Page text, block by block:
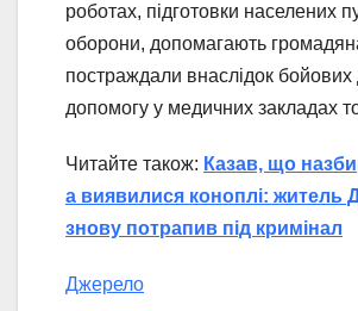
роботах, підготовки населених
оборони, допомагають
постраждали внаслідок бойових
допомогу у медичних закладах
Читайте також: Казав, що
а виявилися коноплі: житель
знову потрапив під кримінал
Джерело